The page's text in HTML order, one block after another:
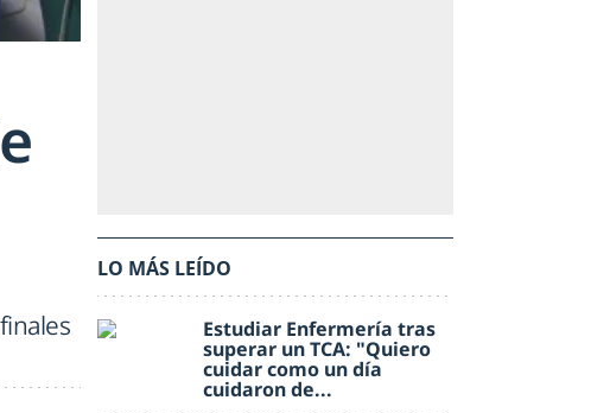
LO MÁS LEÍDO
Estudiar Enfermería tras
superar un TCA: "Quiero
cuidar como un día
cuidaron de...